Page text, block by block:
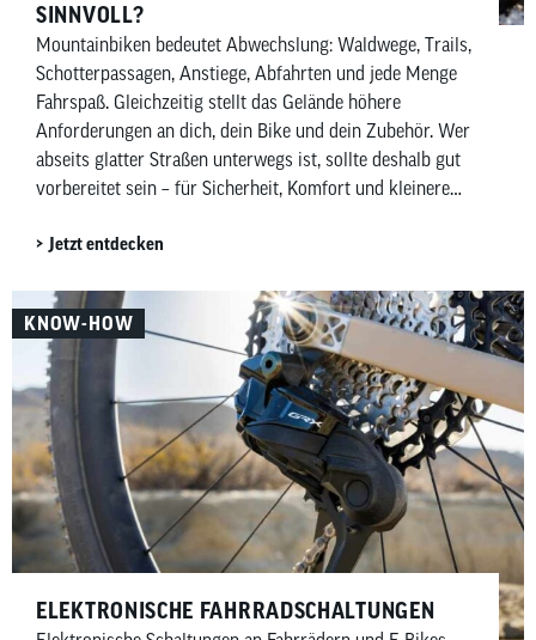
SINNVOLL?
Mountainbiken bedeutet Abwechslung: Waldwege, Trails,
Schotterpassagen, Anstiege, Abfahrten und jede Menge
Fahrspaß. Gleichzeitig stellt das Gelände höhere
Anforderungen an dich, dein Bike und dein Zubehör. Wer
abseits glatter Straßen unterwegs ist, sollte deshalb gut
vorbereitet sein – für Sicherheit, Komfort und kleinere
welches Mountainbike-Zubehör wirklich sinnvoll ist –
Bike sowie Wartung und Pflege.
Jetzt entdecken
KNOW-HOW
ELEKTRONISCHE FAHRRADSCHALTUNGEN